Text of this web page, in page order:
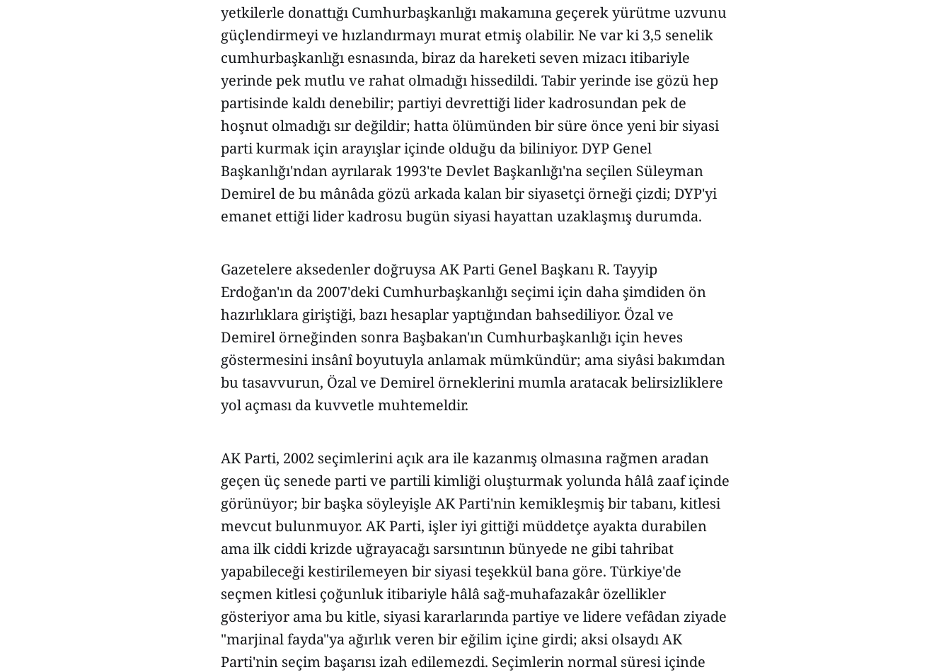
yetkilerle donattığı Cumhurbaşkanlığı makamına geçerek yürütme uzvunu
güçlendirmeyi ve hızlandırmayı murat etmiş olabilir. Ne var ki 3,5 senelik
cumhurbaşkanlığı esnasında, biraz da hareketi seven mizacı itibariyle
yerinde pek mutlu ve rahat olmadığı hissedildi. Tabir yerinde ise gözü hep
partisinde kaldı denebilir; partiyi devrettiği lider kadrosundan pek de
hoşnut olmadığı sır değildir; hatta ölümünden bir süre önce yeni bir siyasi
parti kurmak için arayışlar içinde olduğu da biliniyor. DYP Genel
Başkanlığı'ndan ayrılarak 1993'te Devlet Başkanlığı'na seçilen Süleyman
Demirel de bu mânâda gözü arkada kalan bir siyasetçi örneği çizdi; DYP'yi
emanet ettiği lider kadrosu bugün siyasi hayattan uzaklaşmış durumda.
Gazetelere aksedenler doğruysa AK Parti Genel Başkanı R. Tayyip
Erdoğan'ın da 2007'deki Cumhurbaşkanlığı seçimi için daha şimdiden ön
hazırlıklara giriştiği, bazı hesaplar yaptığından bahsediliyor. Özal ve
Demirel örneğinden sonra Başbakan'ın Cumhurbaşkanlığı için heves
göstermesini insânî boyutuyla anlamak mümkündür; ama siyâsi bakımdan
bu tasavvurun, Özal ve Demirel örneklerini mumla aratacak belirsizliklere
yol açması da kuvvetle muhtemeldir.
AK Parti, 2002 seçimlerini açık ara ile kazanmış olmasına rağmen aradan
geçen üç senede parti ve partili kimliği oluşturmak yolunda hâlâ zaaf içinde
görünüyor; bir başka söyleyişle AK Parti'nin kemikleşmiş bir tabanı, kitlesi
mevcut bulunmuyor. AK Parti, işler iyi gittiği müddetçe ayakta durabilen
ama ilk ciddi krizde uğrayacağı sarsıntının bünyede ne gibi tahribat
yapabileceği kestirilemeyen bir siyasi teşekkül bana göre. Türkiye'de
seçmen kitlesi çoğunluk itibariyle hâlâ sağ-muhafazakâr özellikler
gösteriyor ama bu kitle, siyasi kararlarında partiye ve lidere vefâdan ziyade
"marjinal fayda"ya ağırlık veren bir eğilim içine girdi; aksi olsaydı AK
Parti'nin seçim başarısı izah edilemezdi. Seçimlerin normal süresi içinde